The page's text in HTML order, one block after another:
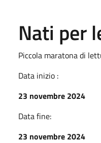
Nati per
Piccola maratona di
Data inizio :
23 novembre 2024
Data fine:
23 novembre 2024